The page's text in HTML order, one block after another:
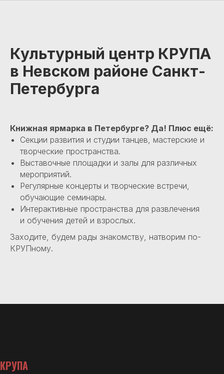
Культурный центр КРУПА
в Невском районе Санкт-
Петербурга
Книжная ярмарка в Петербурге? Да! Плюс ещё:
Секции развития и студии танцев, мастерские и
творческие пространства.
Выставочные площадки и залы для различных
мероприятий.
Регулярные концерты и творческие встречи,
обучающие семинары.
Интерактивные пространства для развлечения
и обучения детей и взрослых.
Заходите, будем рады знакомству, натворим по-
КРУПному.
КРУПА